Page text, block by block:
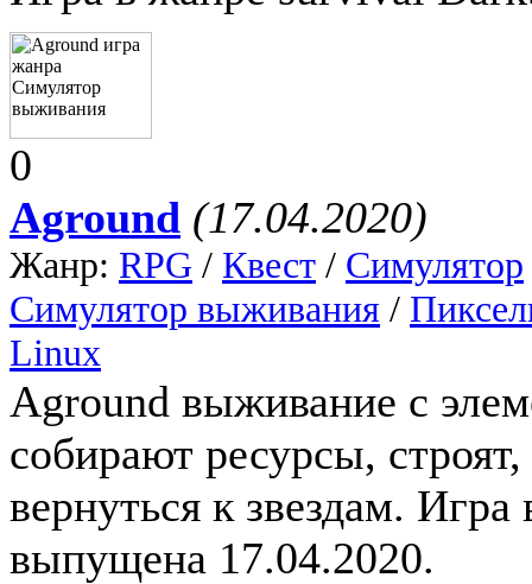
0
Aground (17.04.2020)
Жанр: RPG / Квест / Симулятор
Симулятор выживания /
Linux
Aground выживание с
собирают ресурсы,
вернуться к звездам.
выпущена 17.04.2020.